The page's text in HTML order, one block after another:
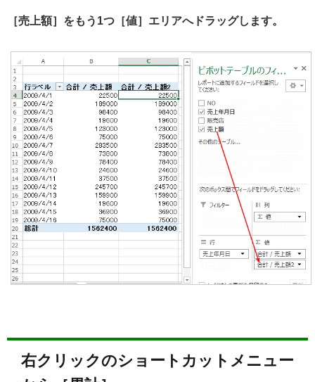
［売上額］をもう1つ［値］エリアへドラッグします。
右クリックのショートカットメニュー